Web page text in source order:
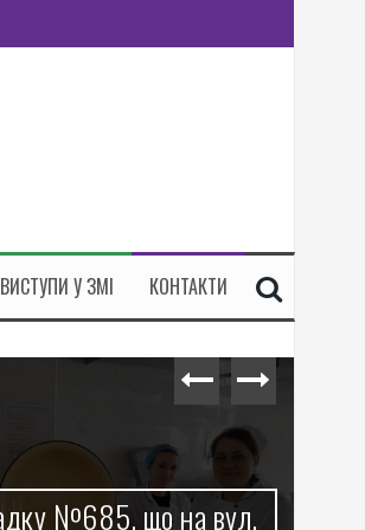
ВИСТУПИ У ЗМІ КОНТАКТИ
У бібліотеці ім. Олени